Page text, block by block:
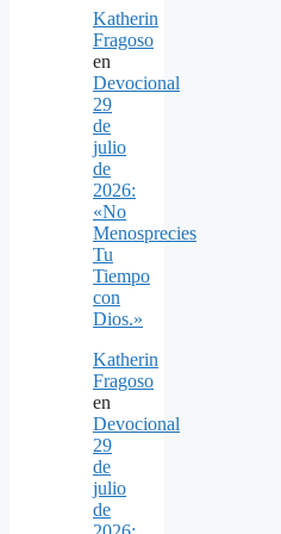
Katherin
Fragoso
en
Devocional
29
de
julio
de
2026:
«No
Menosprecies
Tu
Tiempo
con
Dios.»
Katherin
Fragoso
en
Devocional
29
de
julio
de